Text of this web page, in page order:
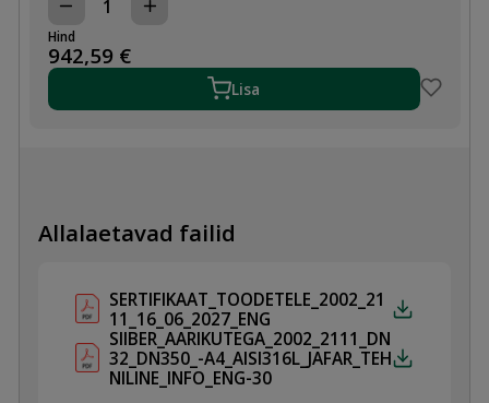
SIIBER
ÄÄRIKUTEGA
DN250,
F4,
EPDM,
Hind
942,59 €
Lisa
Allalaetavad failid
SERTIFIKAAT_TOODETELE_2002_21
11_16_06_2027_ENG
SIIBER_AARIKUTEGA_2002_2111_DN
32_DN350_-A4_AISI316L_JAFAR_TEH
NILINE_INFO_ENG-30